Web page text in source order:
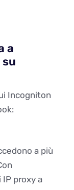
a
Incogniton
a più
proxy a